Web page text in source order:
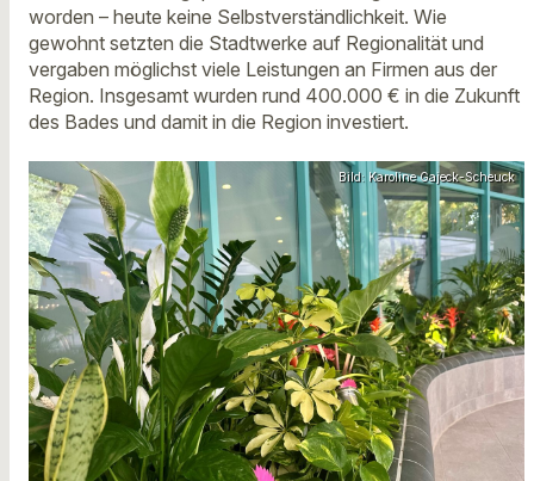
worden – heute keine Selbstverständlichkeit. Wie
gewohnt setzten die Stadtwerke auf Regionalität und
vergaben möglichst viele Leistungen an Firmen aus der
Region. Insgesamt wurden rund 400.000 € in die Zukunft
des Bades und damit in die Region investiert.
Bild: Karoline Gajeck-Scheuck